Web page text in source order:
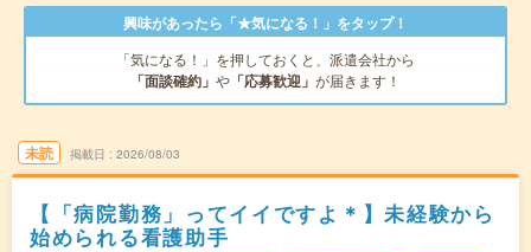
興味があったら「★気になる！」をタップ！
「気になる！」を押しておくと、派遣会社から
「面談確約」 や 「応募歓迎」 が届きます！
未読 掲載日 2026/08/03
【「病院勤務」ってイイですよ＊】未経験から
始められる看護助手